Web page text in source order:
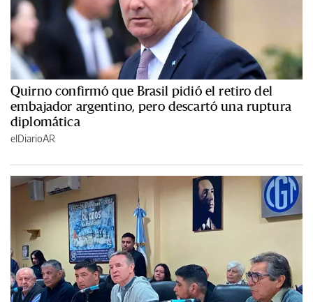
Quirno confirmó que Brasil pidió el retiro del
embajador argentino, pero descartó una ruptura
diplomática
elDiarioAR